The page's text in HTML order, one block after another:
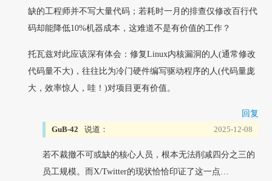
缺的工程师并不写大量代码；若耗时一月的排查仅修改百行代
码却能降低10%机器成本，这难道不是有价值的工作？
托瓦兹对此应该深有体会：修复Linux内核漏洞的人(通常修改
代码量不大)，往往比为冷门硬件编写驱动程序的人(代码量庞
大，效率惊人，哇！)对项目更有价值。
回复
GuB-42 说道： 2025-12-08
若不裁撤不可或缺的核心人员，根本无法削减四分之三的
员工规模。而X/Twitter的现状恰恰印证了这一点…